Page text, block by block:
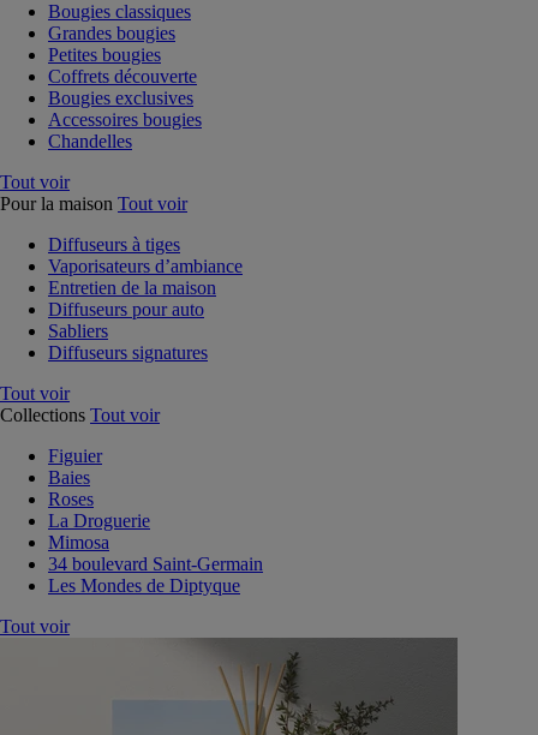
Bougies classiques
Grandes bougies
Petites bougies
Coffrets découverte
Bougies exclusives
Accessoires bougies
Chandelles
Tout voir
Pour la maison Tout voir
Diffuseurs à tiges
Vaporisateurs d’ambiance
Entretien de la maison
Diffuseurs pour auto
Sabliers
Diffuseurs signatures
Tout voir
Collections Tout voir
Figuier
Baies
Roses
La Droguerie
Mimosa
34 boulevard Saint-Germain
Les Mondes de Diptyque
Tout voir